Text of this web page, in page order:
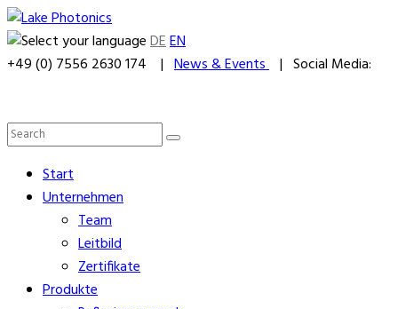
DEEN
+49 (0) 7556 2630 174 | News & Events | Social Media:
Start
Unternehmen
Team
Leitbild
Zertifikate
Produkte